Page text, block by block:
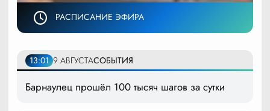
РАСПИСАНИЕ ЭФИРА
13:01 9 АВГУСТАСОБЫТИЯ
Барнаулец прошёл 100 тысяч шагов за сутки